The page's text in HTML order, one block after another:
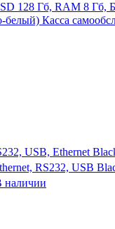
128 Гб, RAM 8 Гб,
Касса
USB, Ethernet
RS232, USB
наличии